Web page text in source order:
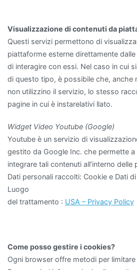
Visualizzazione di contenuti da
Questi servizi permettono di
piattaforme esterne direttamente
di interagire con essi. Nel caso in cui
di questo tipo, è possibile che, anche
non utilizzino il servizio, lo stesso
pagine in cui è instarelativi llato.
Widget Video Youtube (Google)
Youtube è un servizio di
gestito da Google Inc. che permette
integrare tali contenuti all’interno delle
Dati personali raccolti: Cookie e Dati
Luogo
del trattamento : USA – Privacy Policy
Come posso gestire i cookies?
Ogni browser offre metodi per